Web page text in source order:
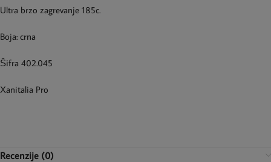
Ultra brzo zagrevanje 185c.
Boja: crna
Šifra 402.045
Xanitalia Pro
Recenzije (0)